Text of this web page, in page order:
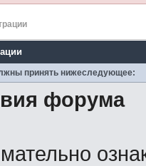
принять нижеследующее:
форума